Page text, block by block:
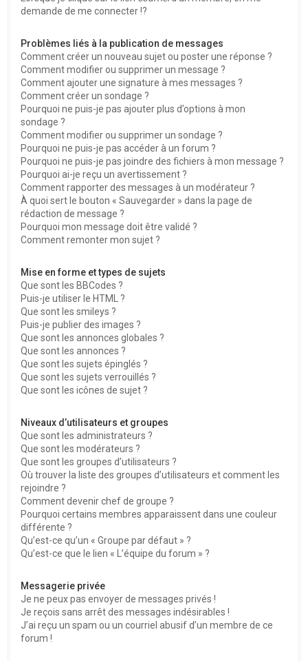
demande de me connecter !?
Problèmes liés à la publication de messages
Comment créer un nouveau sujet ou poster une réponse ?
Comment modifier ou supprimer un message ?
Comment ajouter une signature à mes messages ?
Comment créer un sondage ?
Pourquoi ne puis-je pas ajouter plus d’options à mon
sondage ?
Comment modifier ou supprimer un sondage ?
Pourquoi ne puis-je pas accéder à un forum ?
Pourquoi ne puis-je pas joindre des fichiers à mon message ?
Pourquoi ai-je reçu un avertissement ?
Comment rapporter des messages à un modérateur ?
À quoi sert le bouton « Sauvegarder » dans la page de
rédaction de message ?
Pourquoi mon message doit être validé ?
Comment remonter mon sujet ?
Mise en forme et types de sujets
Que sont les BBCodes ?
Puis-je utiliser le HTML ?
Que sont les smileys ?
Puis-je publier des images ?
Que sont les annonces globales ?
Que sont les annonces ?
Que sont les sujets épinglés ?
Que sont les sujets verrouillés ?
Que sont les icônes de sujet ?
Niveaux d’utilisateurs et groupes
Que sont les administrateurs ?
Que sont les modérateurs ?
Que sont les groupes d’utilisateurs ?
Où trouver la liste des groupes d’utilisateurs et comment les
rejoindre ?
Comment devenir chef de groupe ?
Pourquoi certains membres apparaissent dans une couleur
différente ?
Qu’est-ce qu’un « Groupe par défaut » ?
Qu’est-ce que le lien « L’équipe du forum » ?
Messagerie privée
Je ne peux pas envoyer de messages privés !
Je reçois sans arrêt des messages indésirables !
J’ai reçu un spam ou un courriel abusif d’un membre de ce
forum !